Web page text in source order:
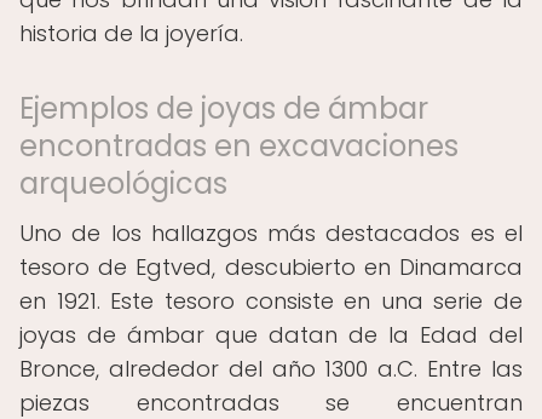
historia de la joyería.
Ejemplos de joyas de ámbar
encontradas en excavaciones
arqueológicas
Uno de los hallazgos más destacados es el
tesoro de Egtved, descubierto en Dinamarca
en 1921. Este tesoro consiste en una serie de
joyas de ámbar que datan de la Edad del
Bronce, alrededor del año 1300 a.C. Entre las
piezas encontradas se encuentran